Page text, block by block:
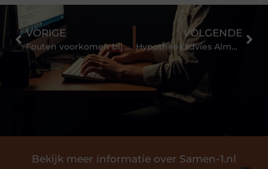
Bekijk meer informatie over Samen-1.nl
VORIGE
Fouten voorkomen bij de bouw van een nieuwe website
VOLGENDE
Hypotheekadvies Almere voor hondenfokkerij